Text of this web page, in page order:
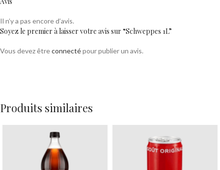
Il n’y a pas encore d’avis.
Soyez le premier à laisser votre avis sur “Schweppes 1L”
Vous devez êtreconnectépour publier un avis.
Produits similaires